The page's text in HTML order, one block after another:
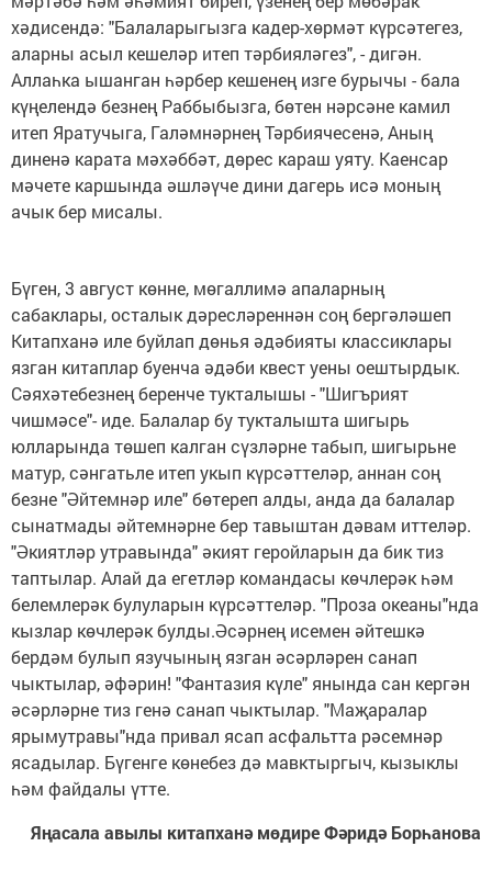
хәдисендә: "Балаларыгызга кадер-хөрмәт күрсәтегез,
аларны асыл кешеләр итеп тәрбияләгез", - дигән.
Аллаһка ышанган һәрбер кешенең изге бурычы - бала
күңелендә безнең Раббыбызга, бөтен нәрсәне камил
итеп Яратучыга, Галәмнәрнең Тәрбиячесенә, Аның
диненә карата мәхәббәт, дөрес караш уяту. Каенсар
мәчете каршында әшләүче дини дагерь исә моның
ачык бер мисалы.
Бүген, 3 август көнне, мөгаллимә апаларның
сабаклары, осталык дәресләреннән соң бергәләшеп
Китапханә иле буйлап дөнья әдәбияты классиклары
язган китаплар буенча әдәби квест уены оештырдык.
Сәяхәтебезнең беренче тукталышы - "Шигърият
чишмәсе"- иде. Балалар бу тукталышта шигырь
юлларында төшеп калган сүзләрне табып, шигырьне
матур, сәнгатьле итеп укып күрсәттеләр, аннан соң
безне "Әйтемнәр иле" бөтереп алды, анда да балалар
сынатмады әйтемнәрне бер тавыштан дәвам иттеләр.
"Әкиятләр утравында" әкият геройларын да бик тиз
таптылар. Алай да егетләр командасы көчлерәк һәм
белемлерәк булуларын күрсәттеләр. "Проза океаны"нда
кызлар көчлерәк булды.Әсәрнең исемен әйтешкә
бердәм булып язучының язган әсәрләрен санап
чыктылар, әфәрин! "Фантазия күле" янында сан кергән
әсәрләрне тиз генә санап чыктылар. "Маҗаралар
ярымутравы"нда привал ясап асфальтта рәсемнәр
ясадылар. Бүгенге көнебез дә мавктыргыч, кызыклы
һәм файдалы үтте.
Яңасала авылы китапханә мөдире Фәридә Борһанова